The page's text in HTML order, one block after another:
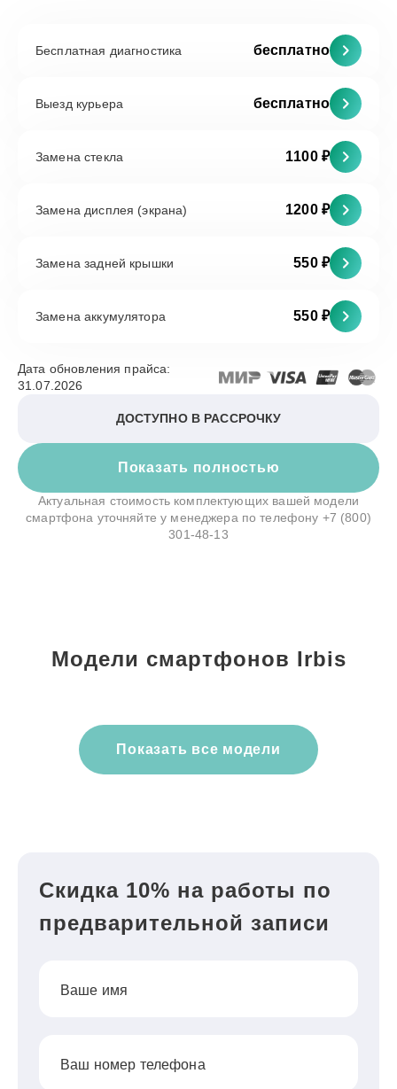
Бесплатная диагностика бесплатно
Выезд курьера бесплатно
Замена стекла 1100 ₽
Замена дисплея (экрана) 1200 ₽
Замена задней крышки 550 ₽
Замена аккумулятора 550 ₽
Показать полностью
Дата обновления прайса:
31.07.2026
ДОСТУПНО В РАССРОЧКУ
Актуальная стоимость комплектующих вашей модели
смартфона уточняйте у менеджера по телефону +7 (800)
301-48-13
Модели смартфонов Irbis
Показать все модели
Скидка 10% на работы по
предварительной записи
Ваше имя
Ваш номер телефона